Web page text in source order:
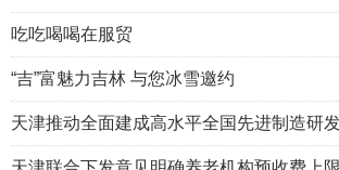
吃吃喝喝在服贸
“吉”富魅力吉林 与您冰雪邀约
天津推动全面建成高水平全国先进制造研